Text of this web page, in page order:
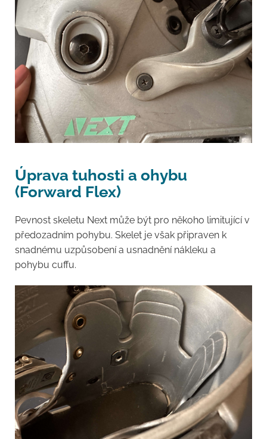
Úprava tuhosti a ohybu
(Forward Flex)
Pevnost skeletu Next může být pro někoho limitující v
předozadním pohybu. Skelet je však připraven k
snadnému uzpůsobení a usnadnění nákleku a
pohybu cuffu.